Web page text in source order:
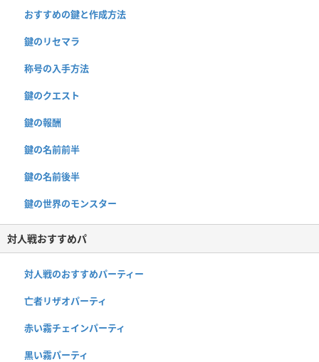
おすすめの鍵と作成方法
鍵のリセマラ
称号の入手方法
鍵のクエスト
鍵の報酬
鍵の名前前半
鍵の名前後半
鍵の世界のモンスター
対人戦おすすめパ
対人戦のおすすめパーティー
亡者リザオパーティ
赤い霧チェインパーティ
黒い霧パーティ